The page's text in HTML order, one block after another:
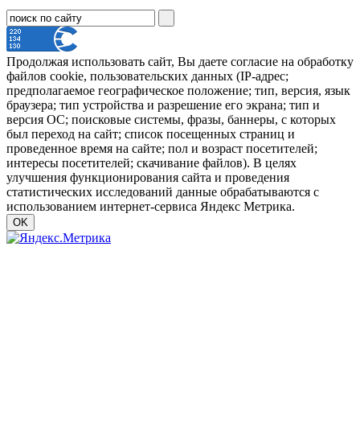
Продолжая использовать сайт, Вы даете согласие на обработку
файлов cookie, пользовательских данных (IP-адрес;
предполагаемое географическое положение; тип, версия, язык
браузера; тип устройства и разрешение его экрана; тип и
версия ОС; поисковые системы, фразы, баннеры, с которых
был переход на сайт; список посещенных страниц и
проведенное время на сайте; пол и возраст посетителей;
интересы посетителей; скачивание файлов). В целях
улучшения функционирования сайта и проведения
статистических исследований данные обрабатываются с
использованием интернет-сервиса Яндекс Метрика.
OK